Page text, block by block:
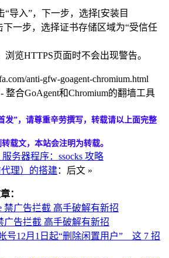
导入”，下一步，选择[安装目
下一步，选择证书存储区域为“受信任
览HTTPS页面时不会出现警告。
anti-gfw-goagent-chromium.html
整合GoAgent和Chromium的翻墙工具
发”，请尊重辛劳撰写，转载请以上面完整
载文，本站会注明为转载。
服务器程序：ssocks 攻略
理）的搭建：后文 »
：
广告拦截 高手破解有新招